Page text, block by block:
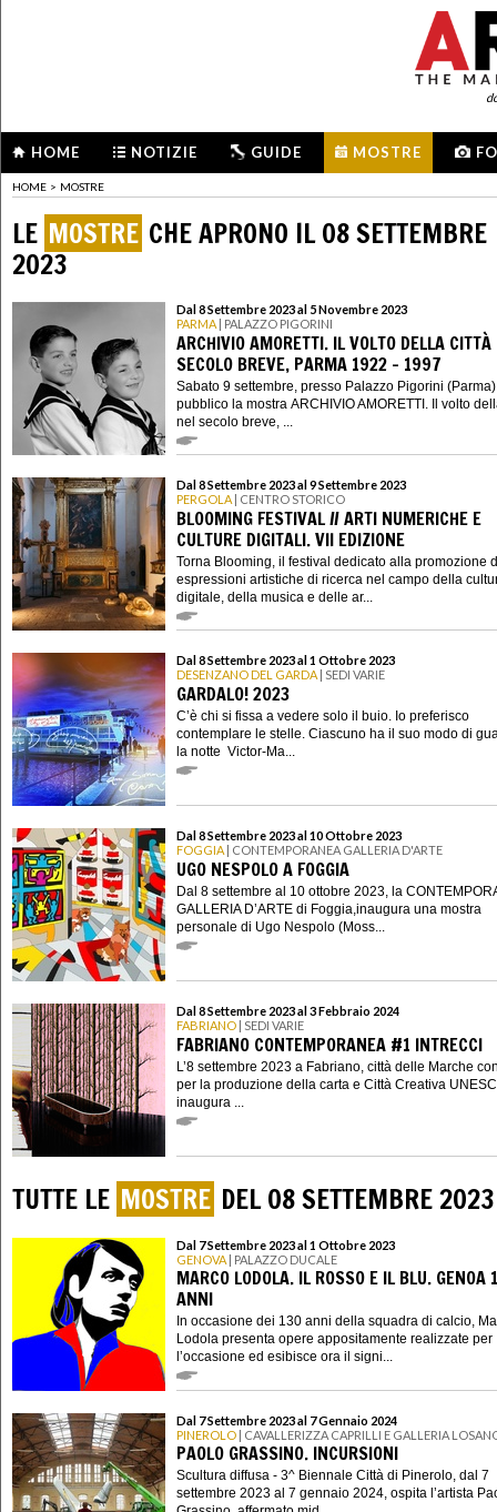
HOME NOTIZIE GUIDE MOSTRE
HOME > MOSTRE
LE MOSTRE CHE APRONO IL 08 SETTEMBRE
2023
Dal 8 Settembre 2023 al 5 Novembre 2023
PARMA | PALAZZO PIGORINI
ARCHIVIO AMORETTI. IL VOLTO DELLA CITTÀ
SECOLO BREVE, PARMA 1922 – 1997
Sabato 9 settembre, presso Palazzo Pigorini
pubblico la mostra ARCHIVIO AMORETTI. Il volto
nel secolo breve, ...
Dal 8 Settembre 2023 al 9 Settembre 2023
PERGOLA | CENTRO STORICO
BLOOMING FESTIVAL // ARTI NUMERICHE E
CULTURE DIGITALI. VII EDIZIONE
Torna Blooming, il festival dedicato alla promozione
espressioni artistiche di ricerca nel campo della
digitale, della musica e delle ar...
Dal 8 Settembre 2023 al 1 Ottobre 2023
DESENZANO DEL GARDA | SEDI VARIE
GARDALO! 2023
C’è chi si fissa a vedere solo il buio. Io preferisco
contemplare le stelle. Ciascuno ha il suo modo di
la notte Victor-Ma...
Dal 8 Settembre 2023 al 10 Ottobre 2023
FOGGIA | CONTEMPORANEA GALLERIA D'ARTE
UGO NESPOLO A FOGGIA
Dal 8 settembre al 10 ottobre 2023, la
GALLERIA D’ARTE di Foggia,inaugura una mostra
personale di Ugo Nespolo (Moss...
Dal 8 Settembre 2023 al 3 Febbraio 2024
FABRIANO | SEDI VARIE
FABRIANO CONTEMPORANEA #1 INTRECCI
L’8 settembre 2023 a Fabriano, città delle Marche
per la produzione della carta e Città Creativa
inaugura ...
TUTTE LE MOSTRE DEL 08 SETTEMBRE 2023
Dal 7 Settembre 2023 al 1 Ottobre 2023
GENOVA | PALAZZO DUCALE
MARCO LODOLA. IL ROSSO E IL BLU. GENOA
ANNI
In occasione dei 130 anni della squadra di calcio,
Lodola presenta opere appositamente realizzate per
l’occasione ed esibisce ora il signi...
Dal 7 Settembre 2023 al 7 Gennaio 2024
PINEROLO | CAVALLERIZZA CAPRILLI E GALLERIA
PAOLO GRASSINO. INCURSIONI
Scultura diffusa - 3^ Biennale Città di Pinerolo, dal 7
settembre 2023 al 7 gennaio 2024, ospita l’artista